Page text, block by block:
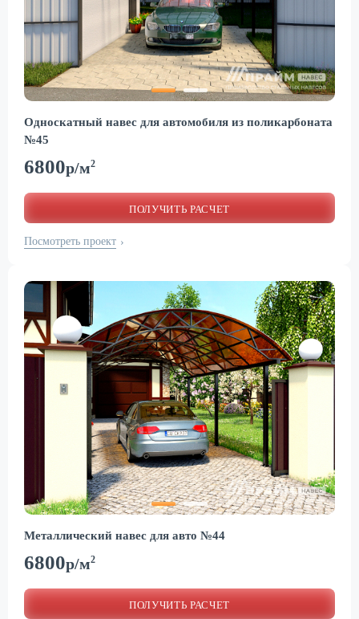
Односкатный навес для автомобиля из поликарбоната
№45
6800р/м2
ПОЛУЧИТЬ РАСЧЕТ
Посмотреть проект ›
Металлический навес для авто №44
6800р/м2
ПОЛУЧИТЬ РАСЧЕТ